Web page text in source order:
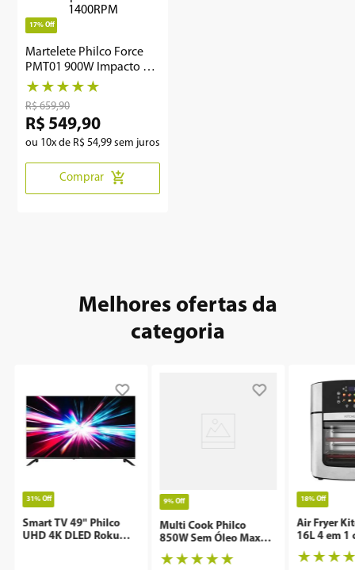
17% Off
Martelete Philco Force
PMT01 900W Impacto de
3J 1400RPM
★ ★ ★ ★ ★
R$ 659,90
R$ 549,90
ou 10x de R$ 54,99 sem juros
Comprar
Melhores ofertas da
categoria
31% Off
Smart TV 49" Philco
UHD 4K DLED Roku
9% Off
Multi Cook Philco
850W Sem Óleo Maxx
Clean
★★★★★
18% Off
Air Fryer
16L 4 em 1
Rotisserie
★★★
12000
geladeira
inverter